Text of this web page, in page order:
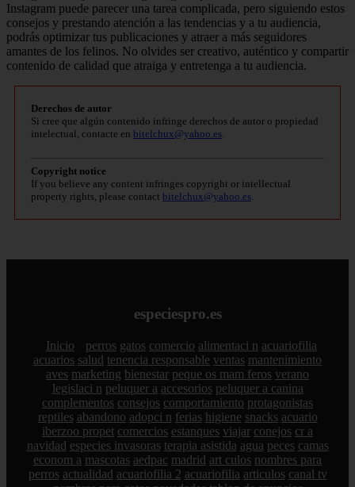
Instagram puede parecer una tarea complicada, pero siguiendo estos
consejos y prestando atención a las tendencias y a tu audiencia,
podrás optimizar tus publicaciones y atraer a más seguidores
amantes de los felinos. No olvides ser creativo, auténtico y compartir
contenido de calidad que atraiga y entretenga a tu audiencia.
Derechos de autor
Si cree que algún contenido infringe derechos de autor o propiedad
intelectual, contacte en bitelchux@yahoo.es
Copyright notice
If you believe any content infringes copyright or intellectual
property rights, please contact bitelchux@yahoo.es
especiespro.es
Inicio perros gatos comercio alimentaci n acuariofilia
acuarios salud tenencia responsable ventas mantenimiento
aves marketing bienestar peque os mam feros verano
legislaci n peluquer a accesorios peluquer a canina
complementos consejos comportamiento protagonistas
reptiles abandono adopci n ferias higiene snacks acuario
iberzoo propet comercios estanques viajar conejos cr a
navidad especies invasoras terapia asistida agua peces camas
econom a mascotas aedpac madrid art culos nombres para
perros actualidad acuariofilia 2 acuariofilia articulos canal tv